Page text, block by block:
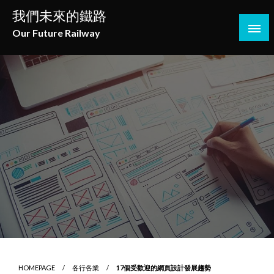
Skip
content
我們未來的鐵路
Our Future Railway
HOMEPAGE 各行各業 17個受歡迎的網頁設計發展趨勢